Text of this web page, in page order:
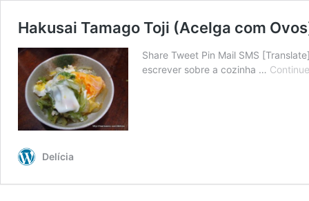
Hakusai Tamago Toji (Acelga com
Share Tweet Pin Mail SMS
escrever sobre a cozinha …
Delícia